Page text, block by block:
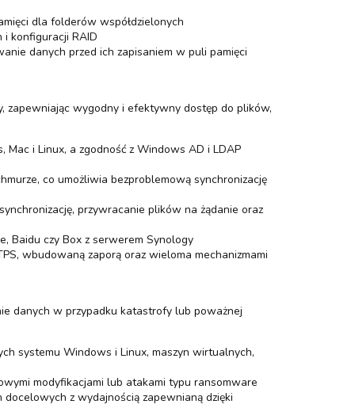
dla folderów współdzielonych
konfiguracji RAID
danych przed ich zapisaniem w puli pamięci
wygodny i efektywny dostęp do plików,
i Linux, a zgodność z Windows AD i LDAP
co umożliwia bezproblemową synchronizację
przywracanie plików na żądanie oraz
Baidu czy Box z serwerem Synology
wbudowaną zaporą oraz wieloma mechanizmami
danych w przypadku katastrofy lub poważnej
systemu Windows i Linux, maszyn wirtualnych,
modyfikacjami lub atakami typu ransomware
z wydajnością zapewnianą dzięki